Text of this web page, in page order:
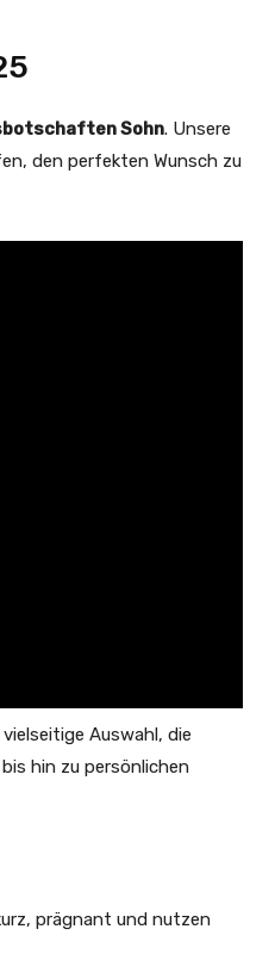
Sohn. Unsere
den perfekten Wunsch zu
Auswahl, die
bis hin zu persönlichen
prägnant und nutzen